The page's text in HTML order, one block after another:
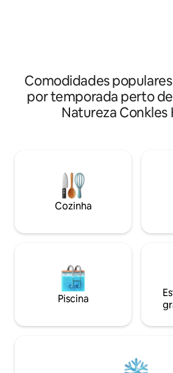
Hills ・ Box luxuoso e pias duplas ・
para um fim de semana romântico ou
um retiro a sós Clique em "❤️ Salvar"
para nos encontrar facilmente
novamente. Leia o anúncio completo
Comodidades
por temporada perto
Natureza Conkles
Cozinha
Piscina